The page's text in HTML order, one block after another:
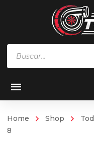
Home Shop
8